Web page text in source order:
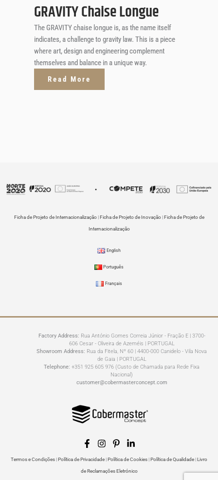
GRAVITY Chaise Longue
The GRAVITY chaise longue is, as the name itself
indicates, a challenge to gravity law. This is a piece
where art, design and engineering complement
themselves and balance in a unique way.
Read More
Ficha de Projeto de Internacionalização|Ficha de Projeto de Inovação|Ficha de Projeto de
Internacionalização
English
Português
Français
Factory Address: Rua António Gomes Correia Júnior - Fração E | 3700-
606 Cesar - Oliveira de Azeméis | PORTUGAL
Showroom Address: Rua da Fitela, Nº 60 | 4400-000 Canidelo - Vila Nova
de Gaia | PORTUGAL
Telephone: +351 925 605 976 (Custo de Chamada para Rede Fixa
Nacional)
customer@cobermasterconcept.com
Termos e Condições |Política de Privacidade |Política de Cookies |Política de Qualidade |Livro
de Reclamações Eletrónico